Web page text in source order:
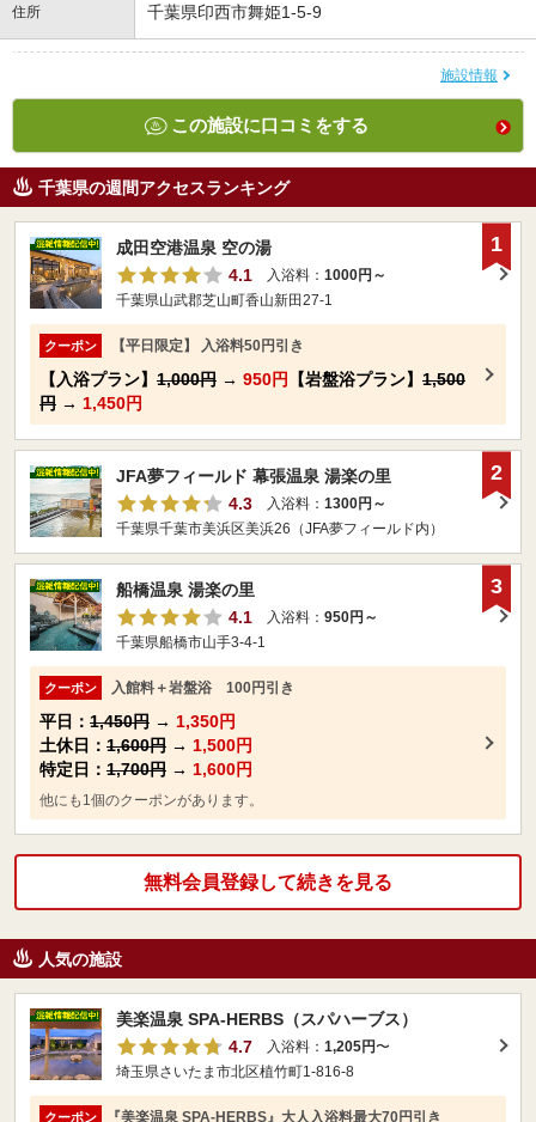
住所 千葉県印西市舞姫1-5-9
施設情報
この施設に口コミをする
千葉県の週間アクセスランキング
成田空港温泉 空の湯
4.1
入浴料： 1000円～
千葉県山武郡芝山町香山新田27-1
クーポン 【平日限定】 入浴料50円引き
【入浴プラン】 1,000円 → 950円 【岩盤浴プラン】 1,500
円 → 1,450円
1
JFA夢フィールド 幕張温泉 湯楽の里
4.3
入浴料： 1300円～
千葉県千葉市美浜区美浜26（JFA夢フィールド内）
2
船橋温泉 湯楽の里
4.1
入浴料： 950円～
千葉県船橋市山手3-4-1
クーポン 入館料＋岩盤浴 100円引き
平日： 1,450円 → 1,350円
土休日： 1,600円 → 1,500円
特定日： 1,700円 → 1,600円
他にも1個のクーポンがあります。
3
無料会員登録して続きを見る
人気の施設
美楽温泉 SPA-HERBS（スパハーブス）
4.7
入浴料： 1,205円〜
埼玉県さいたま市北区植竹町1-816-8
クーポン 『美楽温泉 SPA-HERBS』大人入浴料最大70円引き